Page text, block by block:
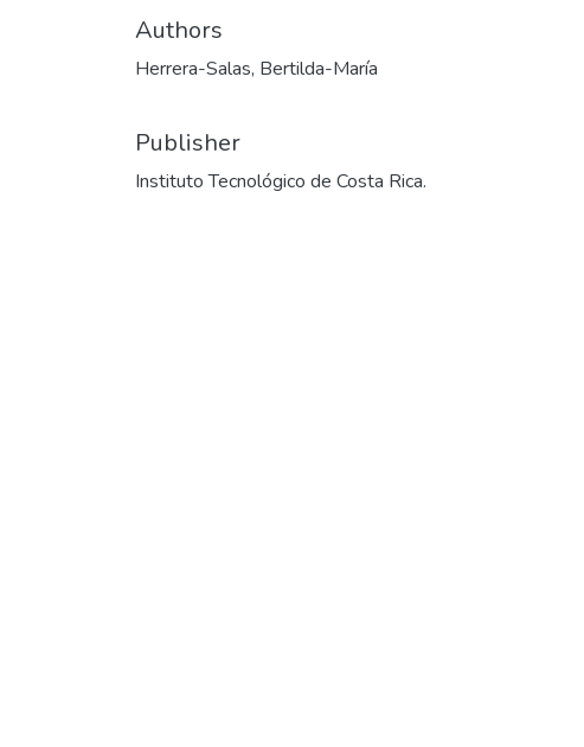
Authors
Herrera-Salas, Bertilda-María
Publisher
Instituto Tecnológico de Costa Rica.